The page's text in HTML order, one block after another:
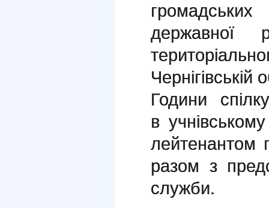
державної
Години
в
лейтенантом
разом з
служби.